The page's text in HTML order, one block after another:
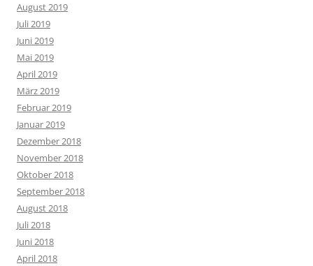
August 2019
Juli 2019
Juni 2019
Mai 2019
April 2019
März 2019
Februar 2019
Januar 2019
Dezember 2018
November 2018
Oktober 2018
September 2018
August 2018
Juli 2018
Juni 2018
April 2018